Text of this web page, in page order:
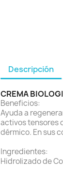
Descripción
CREMA
Beneficios:
Ayuda a
activos tensores
dérmico. En sus
Ingredientes:
Hidrolizado de